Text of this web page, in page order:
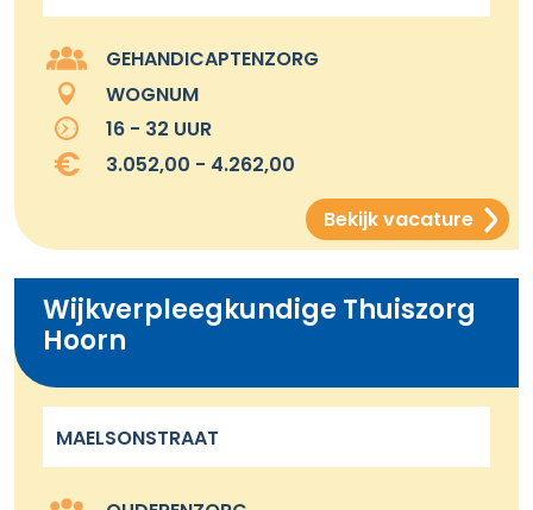
GEHANDICAPTENZORG
WOGNUM
16 - 32 UUR
3.052,00 - 4.262,00
Bekijk vacature
Wijkverpleegkundige Thuiszorg
Hoorn
MAELSONSTRAAT